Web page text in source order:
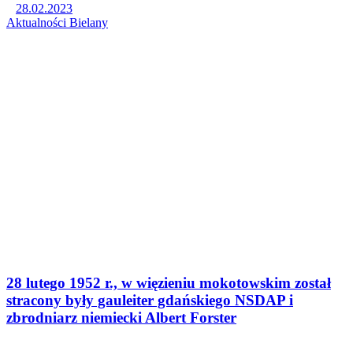
28.02.2023
Aktualności Bielany
28 lutego 1952 r., w więzieniu mokotowskim został
stracony były gauleiter gdańskiego NSDAP i
zbrodniarz niemiecki Albert Forster